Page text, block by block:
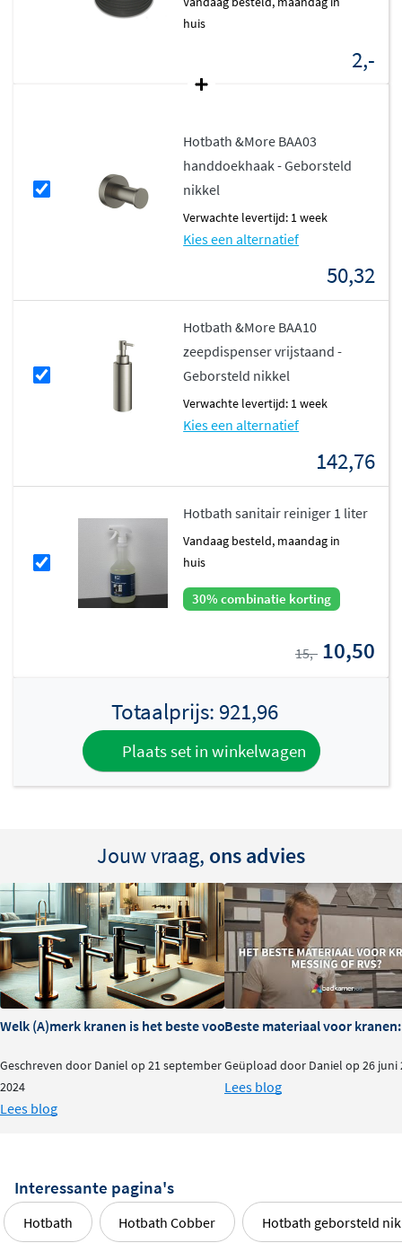
huis
2,-
Hotbath &More BAA03
handdoekhaak - Geborsteld
nikkel
Verwachte levertijd: 1 week
Kies een alternatief
50,32
Hotbath &More BAA10
zeepdispenser vrijstaand -
Geborsteld nikkel
Verwachte levertijd: 1 week
Kies een alternatief
142,76
Hotbath sanitair reiniger 1 liter
vandaag besteld, maandag in
huis
30% combinatie korting
15,- 10,50
Totaalprijs: 921,96
Plaats set in winkelwagen
Jouw vraag, ons advies
Welk (A)merk kranen is het beste voor je badkamer?
Geschreven door Daniel op 21 september
2024
Lees blog
Beste materiaal voor kranen:
Geüpload door Daniel op 26 juni
Lees blog
Interessante pagina's
Hotbath Hotbath Cobber Hotbath geborsteld